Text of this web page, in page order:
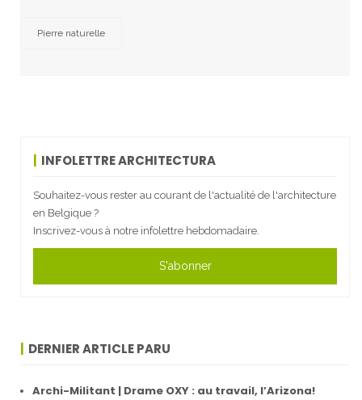
Pierre naturelle
INFOLETTRE ARCHITECTURA
Souhaitez-vous rester au courant de l'actualité de l'architecture
en Belgique ?
Inscrivez-vous à notre infolettre hebdomadaire.
S'abonner
DERNIER ARTICLE PARU
Archi-Militant | Drame OXY : au travail, l’Arizona!